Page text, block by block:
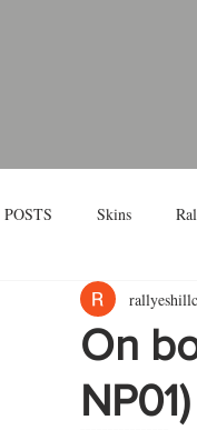
Skins
Interview
On